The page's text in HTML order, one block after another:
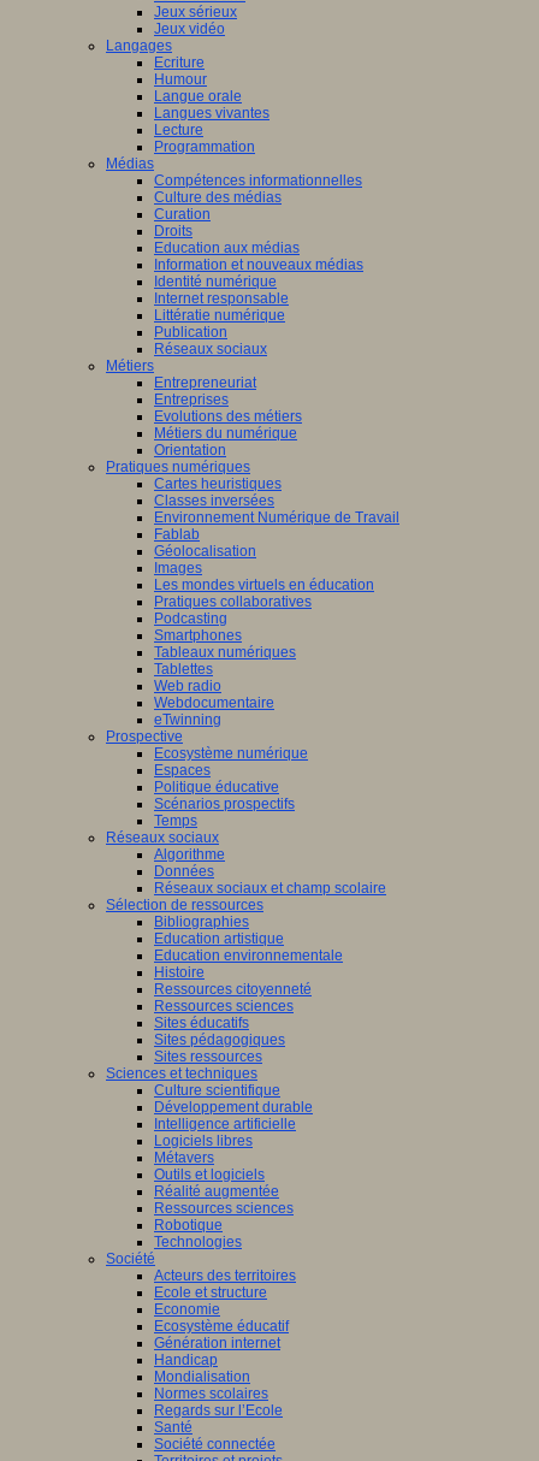
Jeux sérieux
Jeux vidéo
Langages
Ecriture
Humour
Langue orale
Langues vivantes
Lecture
Programmation
Médias
Compétences informationnelles
Culture des médias
Curation
Droits
Education aux médias
Information et nouveaux médias
Identité numérique
Internet responsable
Littératie numérique
Publication
Réseaux sociaux
Métiers
Entrepreneuriat
Entreprises
Evolutions des métiers
Métiers du numérique
Orientation
Pratiques numériques
Cartes heuristiques
Classes inversées
Environnement Numérique de Travail
Fablab
Géolocalisation
Images
Les mondes virtuels en éducation
Pratiques collaboratives
Podcasting
Smartphones
Tableaux numériques
Tablettes
Web radio
Webdocumentaire
eTwinning
Prospective
Ecosystème numérique
Espaces
Politique éducative
Scénarios prospectifs
Temps
Réseaux sociaux
Algorithme
Données
Réseaux sociaux et champ scolaire
Sélection de ressources
Bibliographies
Education artistique
Education environnementale
Histoire
Ressources citoyenneté
Ressources sciences
Sites éducatifs
Sites pédagogiques
Sites ressources
Sciences et techniques
Culture scientifique
Développement durable
Intelligence artificielle
Logiciels libres
Métavers
Outils et logiciels
Réalité augmentée
Ressources sciences
Robotique
Technologies
Société
Acteurs des territoires
Ecole et structure
Economie
Ecosystème éducatif
Génération internet
Handicap
Mondialisation
Normes scolaires
Regards sur l’Ecole
Santé
Société connectée